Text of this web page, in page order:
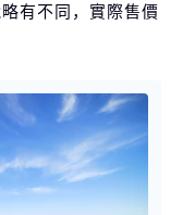
有不同，實際售價